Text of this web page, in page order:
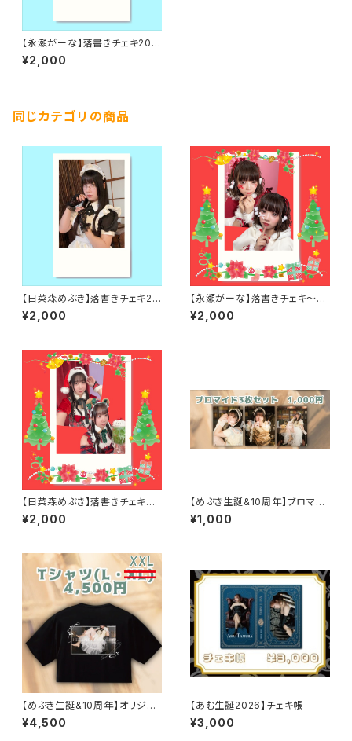
【永瀬がーな】落書きチェキ202
5夏
¥2,000
同じカテゴリの商品
【日菜森めぶき】落書きチェキ20
25夏
¥2,000
【永瀬がーな】落書きチェキ～ク
リスマス2025～
¥2,000
【日菜森めぶき】落書きチェキ～
クリスマス2025～
¥2,000
【めぶき生誕&10周年】ブロマイ
ドセット
¥1,000
【めぶき生誕&10周年】オリジナ
ルTシャツ
¥4,500
【あむ生誕2026】チェキ帳
¥3,000